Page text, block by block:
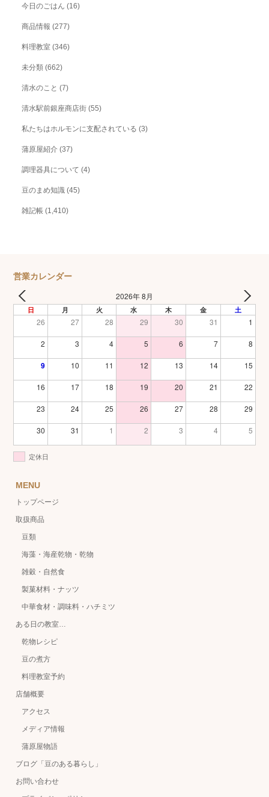
今日のごはん (16)
商品情報 (277)
料理教室 (346)
未分類 (662)
清水のこと (7)
清水駅前銀座商店街 (55)
私たちはホルモンに支配されている (3)
蒲原屋紹介 (37)
調理器具について (4)
豆のまめ知識 (45)
雑記帳 (1,410)
営業カレンダー
2026年 8月
日 月 火 水 木 金 土
26 27 28 29 30 31 1
2 3 4 5 6 7 8
9 10 11 12 13 14 15
16 17 18 19 20 21 22
23 24 25 26 27 28 29
30 31 1 2 3 4 5
定休日
MENU
トップページ
取扱商品
豆類
海藻・海産乾物・乾物
雑穀・自然食
製菓材料・ナッツ
中華食材・調味料・ハチミツ
ある日の教室…
乾物レシピ
豆の煮方
料理教室予約
店舗概要
アクセス
メディア情報
蒲原屋物語
ブログ「豆のある暮らし」
お問い合わせ